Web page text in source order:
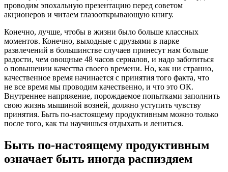
проводим эпохальную презентацию перед советом
акционеров и читаем глазооткрывающую книгу.
Конечно, лучше, чтобы в жизни было больше классных
моментов. Конечно, выходные с друзьями в парке
развлечений в большинстве случаев принесут нам больше
радости, чем овощные 48 часов сериалов, и надо заботиться
о повышении качества своего времени. Но, как ни странно,
качественное время начинается с принятия того факта, что
не все время мы проводим качественно, и что это ОК.
Внутреннее напряжение, порождаемое попытками заполнить
свою жизнь мышиной возней, должно уступить чувству
принятия. Быть по-настоящему продуктивным можно только
после того, как ты научишься отдыхать и лениться.
Быть по-настоящему продуктивным
означает быть иногда распиздяем